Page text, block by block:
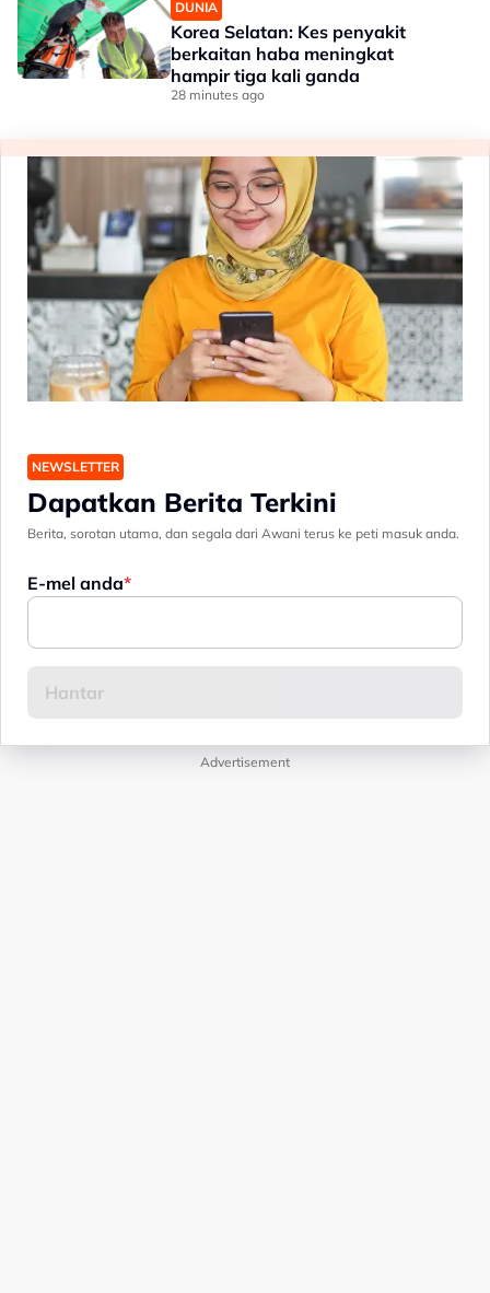
DUNIA
Korea Selatan: Kes penyakit
berkaitan haba meningkat
hampir tiga kali ganda
28 minutes ago
NEWSLETTER
Dapatkan Berita Terkini
Berita, sorotan utama, dan segala dari Awani terus ke peti masuk anda.
E-mel anda
Advertisement